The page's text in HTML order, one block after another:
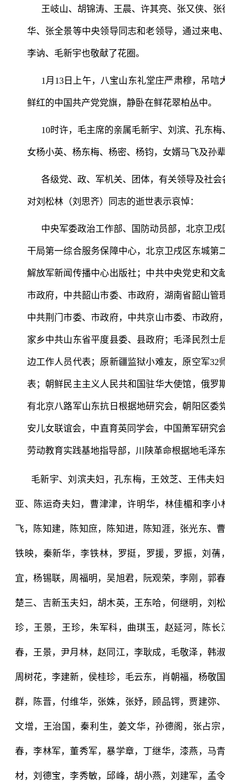
王岐山、胡锦涛、王晨、许其亮、张又侠、
华、张全景等中央领导同志和老领导，通过来
李讷、毛新宇也敬献了花圈。
1月13日上午，八宝山东礼堂庄严肃穆，吊
鲜红的中国共产党党旗，静卧在鲜花翠柏丛中。
10时许，毛主席的亲属毛新宇、刘滨、孔东
女杨小英、杨东梅、杨密、杨钧，女婿马飞及孙
各级党、政、军机关、团体，有关领导及社
对刘松林（刘思齐）同志的逝世表示哀悼：
中央军委政治工作部、国防动员部，北京卫
干局第一综合服务保障中心，北京卫戌区东城
解放军新闻传播中心出版社；中共中央党史和
市政府，中共韶山市委、市政府，湖南省韶山
中共荆门市委、市政府，中共京山市委、市政
家乡中共山东省平度县委、县政府；毛泽民烈
边工作人员代表；原新疆监狱小难友，原空军
表；朝鲜民主主义人民共和国驻华大使馆，俄
有北京八路军山东抗日根据地研究会，朝阳区
安儿女联谊会，中直育英同学会，中国萧军研究
劳动教育实践基地指导部，川陕革命根据地毛泽
毛新宇、刘滨夫妇，孔东梅，王效芝、王伟夫
亚、陈运奇夫妇，曹津津，许明华，林佳楣和李
飞，陈知建，陈知庶，陈知进，陈知涯，张光东
铁映，秦新华，李铁林，罗挺，罗援，罗振，刘
宜，杨锡联，周福明，吴旭君，阮观荣，李刚，郭
楚三、吉新玉夫妇，胡木英，王东哈，何继明， 刘
珍，王景，王珍，朱军科，曲琪玉，赵延河，陈
春，王景，尹月林，赵同江，李耿成，毛敬泽，韩
周树花，李建新，侯桂珍，毛云东，肖朝福，杨敬
群，陈晋，付维华，张姝，张妤，顾品锷，贾建弥
文增，王治国，秦利生，姜文华，孙德阁，张占
春，李林军，董秀军，暴学章，丁继华，漆燕，马
材，刘德宝，李秀敏，邱峰，胡小燕，刘建军， 孟